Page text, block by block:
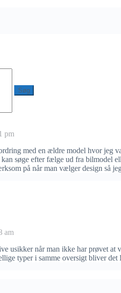
bilmodel
1 uge siden
pm
med en ældre model hvor jeg
søge efter fælge ud fra bilmodel
på når man vælger design så
am
usikker når man ikke har prøvet
typer i samme oversigt bliver